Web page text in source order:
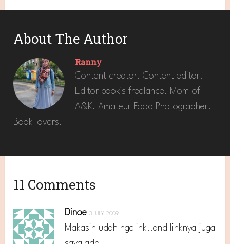
About The Author
Ranny
Content creator. Content editor.
Editor book's freelance. Mom of
A&K. Amateur Food Photographer.
Book lovers.
11 Comments
Dinoe 3 JULY 2009
Makasih udah ngelink..and linknya juga